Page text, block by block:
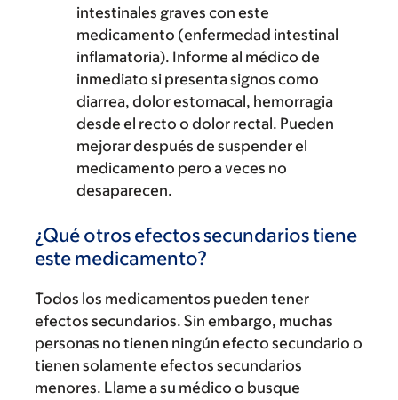
intestinales graves con este
medicamento (enfermedad intestinal
inflamatoria). Informe al médico de
inmediato si presenta signos como
diarrea, dolor estomacal, hemorragia
desde el recto o dolor rectal. Pueden
mejorar después de suspender el
medicamento pero a veces no
desaparecen.
¿Qué otros efectos secundarios tiene
este medicamento?
Todos los medicamentos pueden tener
efectos secundarios. Sin embargo, muchas
personas no tienen ningún efecto secundario o
tienen solamente efectos secundarios
menores. Llame a su médico o busque